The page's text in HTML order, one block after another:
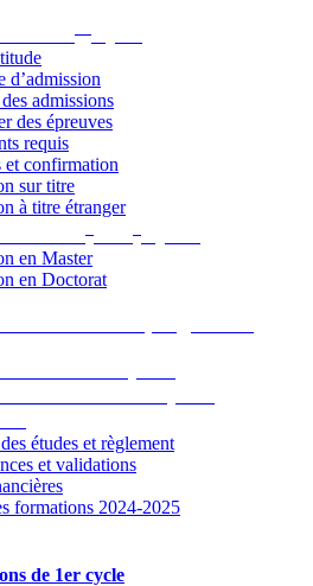
d’admission
admissions
des épreuves
requis
et confirmation
sur titre
à titre étranger
en Master
en Doctorat
études et règlement
et validations
formations 2024-2025
de 1er cycle